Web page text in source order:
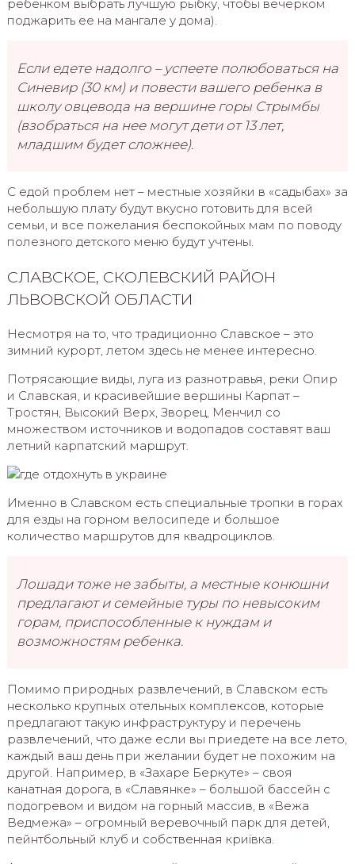
ребенком выбрать лучшую рыбку, чтобы вечерком
поджарить ее на мангале у дома).
Если едете надолго – успеете полюбоваться на
Синевир (30 км) и повести вашего ребенка в
школу овцевода на вершине горы Стрымбы
(взобраться на нее могут дети от 13 лет,
младшим будет сложнее).
С едой проблем нет – местные хозяйки в «садыбах» за
небольшую плату будут вкусно готовить для всей
семьи, и все пожелания беспокойных мам по поводу
полезного детского меню будут учтены.
СЛАВСКОЕ, СКОЛЕВСКИЙ РАЙОН
ЛЬВОВСКОЙ ОБЛАСТИ
Несмотря на то, что традиционно Славское – это
зимний курорт, летом здесь не менее интересно.
Потрясающие виды, луга из разнотравья, реки Опир
и Славская, и красивейшие вершины Карпат –
Тростян, Высокий Верх, Зворец, Менчил со
множеством источников и водопадов составят ваш
летний карпатский маршрут.
Именно в Славском есть специальные тропки в горах
для езды на горном велосипеде и большое
количество маршрутов для квадроциклов.
Лошади тоже не забыты, а местные конюшни
предлагают и семейные туры по невысоким
горам, приспособленные к нуждам и
возможностям ребенка.
Помимо природных развлечений, в Славском есть
несколько крупных отельных комплексов, которые
предлагают такую инфраструктуру и перечень
развлечений, что даже если вы приедете на все лето,
каждый ваш день при желании будет не похожим на
другой. Например, в «Захаре Беркуте» – своя
канатная дорога, в «Славянке» – большой бассейн с
подогревом и видом на горный массив, в «Вежа
Ведмежа» – огромный веревочный парк для детей,
пейнтбольный клуб и собственная криївка.